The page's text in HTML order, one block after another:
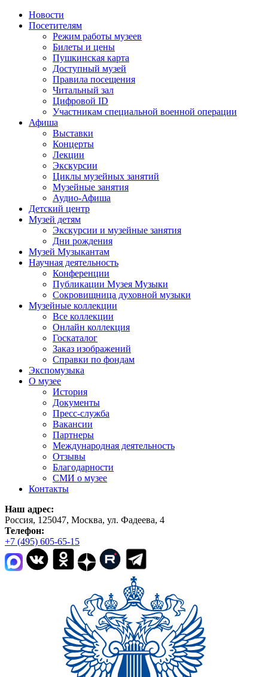
Новости
Посетителям
Режим работы музеев
Билеты и цены
Пушкинская карта
Доступный музей
Правила посещения
Читальный зал
Цифровой ID
Участникам специальной военной операции
Афиша
Выставки
Концерты
Лекции
Экскурсии
Циклы музейных занятий
Музейные занятия
Аудио-Афиша
Детский центр
Музей детям
Экскурсии и музейные занятия
Дни рождения
Музей Музыкантам
Научная деятельность
Конференции
Публикации Музея Музыки
Сокровищница духовной музыки
Музейные коллекции
Все коллекции
Онлайн коллекция
Госкаталог
Заказ изображений
Справки по фондам
Экспомузыка
О музее
История
Документы
Пресс-служба
Вакансии
Партнеры
Международная деятельность
Отзывы
Благодарности
СМИ о музее
Контакты
Наш адрес:
Россия, 125047, Москва, ул. Фадеева, 4
Телефон:
+7 (495) 605-65-15